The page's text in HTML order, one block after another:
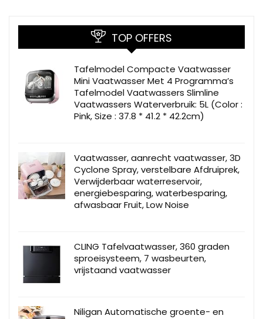
TOP OFFERS
Tafelmodel Compacte Vaatwasser
Mini Vaatwasser Met 4 Programma’s
Tafelmodel Vaatwassers Slimline
Vaatwassers Waterverbruik: 5L (Color :
Pink, Size : 37.8 * 41.2 * 42.2cm)
Vaatwasser, aanrecht vaatwasser, 3D
Cyclone Spray, verstelbare Afdruiprek,
Verwijderbaar waterreservoir,
energiebesparing, waterbesparing,
afwasbaar Fruit, Low Noise
CLING Tafelvaatwasser, 360 graden
sproeisysteem, 7 wasbeurten,
vrijstaand vaatwasser
Niligan Automatische groente- en